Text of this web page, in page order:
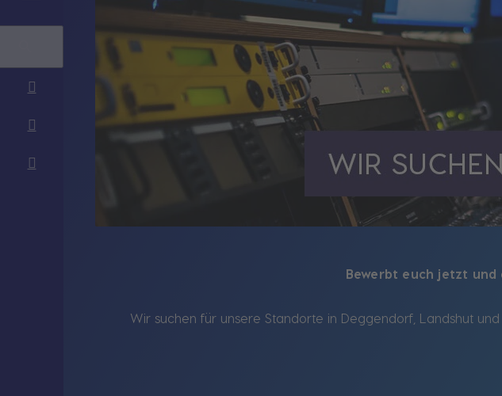
Bewerbt euch jetzt
Wir suchen für unsere Standorte in Deggendorf, Landshut